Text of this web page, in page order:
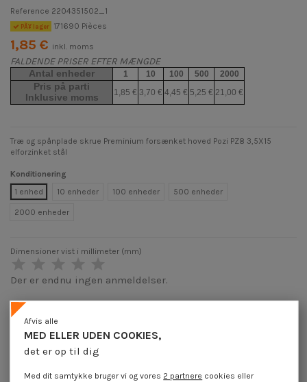
Reference 2204351502_1
PÃ¥ lager 171690 Pièces
1,85 € inkl. moms
FALDENDE PRISER EFTER MÆNGDE
Antal enheder 1 10 100 500 2000
Pris på parti
Inklusive moms
1,85 € 3,70 € 4,45 € 5,25 € 21,00 €
Træ og spånplade skrue Preminium forsænket hoved Pozi PZ8 3,5X15
elforzinket stål
Konditionering
1 enhed
10 enheder 100 enheder 500 enheder
2000 enheder
Dimensioner vist i millimeter (mm)
Der er endnu ingen anmeldelser.
Produktoplysninger
MED ELLER UDEN COOKIES,
det er op til dig
Afvis alle
Med dit samtykke bruger vi og vores 2 partnere cookies eller